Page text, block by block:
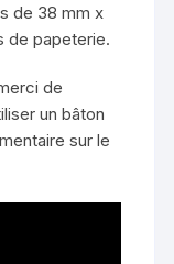
de 38 mm x
de papeterie.
de
un bâton
sur le